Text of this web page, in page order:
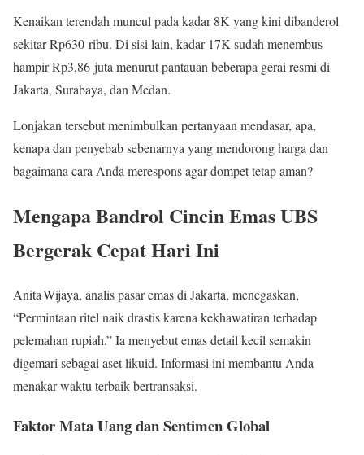
Kenaikan terendah muncul pada kadar 8K yang kini dibanderol
sekitar Rp630 ribu. Di sisi lain, kadar 17K sudah menembus
hampir Rp3,86 juta menurut pantauan beberapa gerai resmi di
Jakarta, Surabaya, dan Medan.
Lonjakan tersebut menimbulkan pertanyaan mendasar, apa,
kenapa dan penyebab sebenarnya yang mendorong harga dan
bagaimana cara Anda merespons agar dompet tetap aman?
Mengapa Bandrol Cincin Emas UBS
Bergerak Cepat Hari Ini
Anita Wijaya, analis pasar emas di Jakarta, menegaskan,
“Permintaan ritel naik drastis karena kekhawatiran terhadap
pelemahan rupiah.” Ia menyebut emas detail kecil semakin
digemari sebagai aset likuid. Informasi ini membantu Anda
menakar waktu terbaik bertransaksi.
Faktor Mata Uang dan Sentimen Global